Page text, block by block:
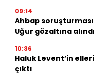
09:14
Ahbap
Uğur gözaltına
10:36
Haluk Levent’in
çıktı